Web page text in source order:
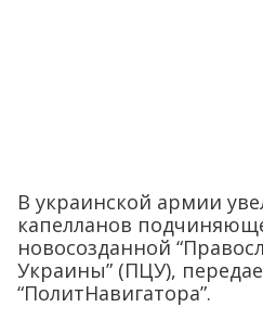
В украинской армии
капелланов
новосозданной
Украины” (ПЦУ),
“ПолитНавигатора”.